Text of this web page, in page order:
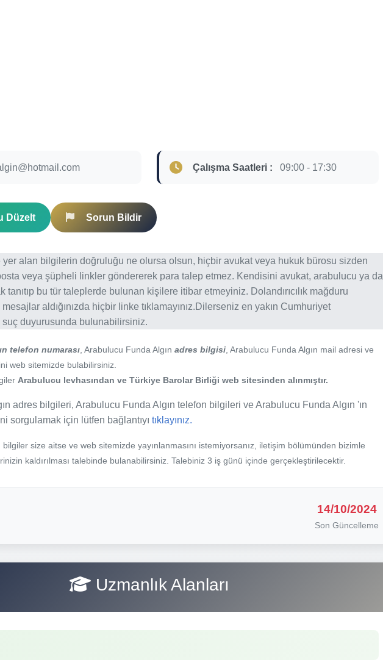
Çalışma Saatleri : 09:00 - 17:30
Düzelt Sorun Bildir
yer alan bilgilerin doğruluğu ne olursa olsun, hiçbir avukat veya hukuk bürosu sizden
veya şüpheli linkler göndererek para talep etmez. Kendisini avukat, arabulucu ya da
bu tür taleplerde bulunan kişilere itibar etmeyiniz. Dolandırıcılık mağduru
aldığınızda hiçbir linke tıklamayınız.Dilerseniz en yakın Cumhuriyet
suç duyurusunda bulunabilirsiniz.
telefon numarası , Arabulucu Funda Algın adres bilgisi , Arabulucu Funda Algın mail adresi ve
web sitemizde bulabilirsiniz.
Arabulucu levhasından ve Türkiye Barolar Birliği web sitesinden alınmıştır.
adres bilgileri, Arabulucu Funda Algın telefon bilgileri ve Arabulucu Funda Algın 'ın
sorgulamak için lütfen bağlantıyı tıklayınız.
bilgiler size aitse ve web sitemizde yayınlanmasını istemiyorsanız, iletişim bölümünden bizimle
kaldırılması talebinde bulanabilirsiniz. Talebiniz 3 iş günü içinde gerçekleştirilecektir.
14/10/2024
Son Güncelleme
Uzmanlık Alanları